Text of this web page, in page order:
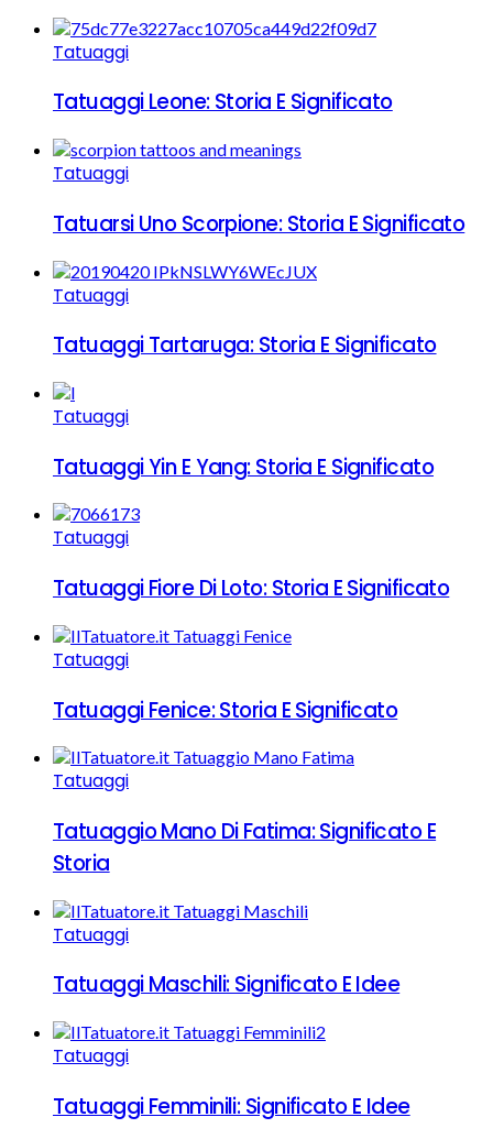
Tatuaggi
Tatuaggi Leone: Storia E Significato
Tatuaggi
Tatuarsi Uno Scorpione: Storia E Significato
Tatuaggi
Tatuaggi Tartaruga: Storia E Significato
Tatuaggi
Tatuaggi Yin E Yang: Storia E Significato
Tatuaggi
Tatuaggi Fiore Di Loto: Storia E Significato
Tatuaggi
Tatuaggi Fenice: Storia E Significato
Tatuaggi
Tatuaggio Mano Di Fatima: Significato E
Storia
Tatuaggi
Tatuaggi Maschili: Significato E Idee
Tatuaggi
Tatuaggi Femminili: Significato E Idee